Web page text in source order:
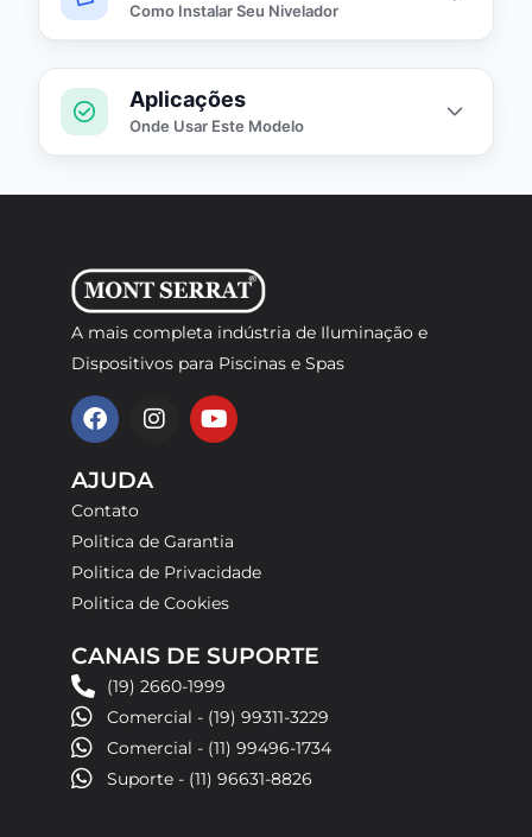
Rapido
Material
Q 7.2 cm
Profundidade mínima de instalação em
40 / 50 cm
Peso
200 g
ABS
Garantia
1 ano
Como Instalar Seu Nivelador
Encaixe em tubos PVC MR 50 mm
Conexão por encaixe no interno do
3 Instalação para piscinas de alvenaria
4 Requer uso de cola de PVC
Aplicações
Onde Usar Este Modelo
Piscinas comerciais
Spas e ofurôs
A mais completa indústria de Iluminação e
Dispositivos para Piscinas e Spas
F
a
e
b
o
o
k
I
n
r
a
m
Y
o
e
AJUDA
Contato
Politica de Garantia
Politica de Privacidade
Politica de Cookies
CANAIS DE SUPORTE
(19) 2660-1999
Comercial - (19) 99311-3229
Comercial - (11) 99496-1734
Suporte - (11) 96631-8826